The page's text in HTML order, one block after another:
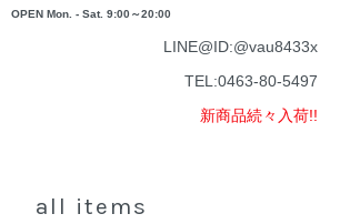
OPEN Mon. - Sat. 9:00～20:00
LINE@ID:@vau8433x
TEL:0463-80-5497
新商品続々入荷!!
all items